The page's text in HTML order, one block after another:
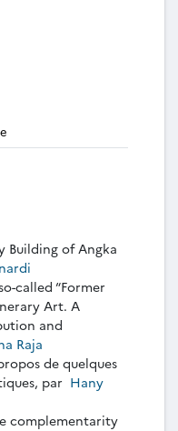
Building of Angka
called “Former
Art. A
and
Raja
de quelques
par Hany
complementarity